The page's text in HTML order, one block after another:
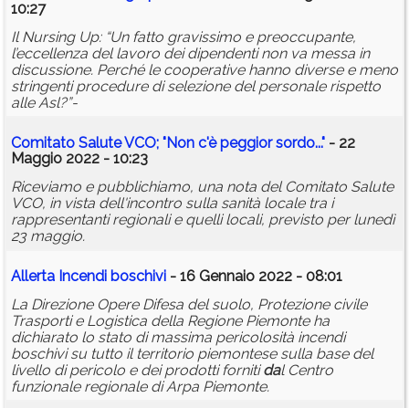
10:27
Il Nursing Up: “Un fatto gravissimo e preoccupante,
l’eccellenza del lavoro dei dipendenti non va messa in
discussione. Perché le cooperative hanno diverse e meno
stringenti procedure di selezione del personale rispetto
alle Asl?”-
Comitato Salute VCO; "Non c'è peggior sordo..." - 22
Maggio 2022 - 10:23
Riceviamo e pubblichiamo, una nota del Comitato Salute
VCO, in vista dell'incontro sulla sanità locale tra i
rappresentanti regionali e quelli locali, previsto per lunedì
23 maggio.
Allerta Incendi boschivi - 16 Gennaio 2022 - 08:01
La Direzione Opere Difesa del suolo, Protezione civile
Trasporti e Logistica della Regione Piemonte ha
dichiarato lo stato di massima pericolosità incendi
boschivi su tutto il territorio piemontese sulla base del
livello di pericolo e dei prodotti fornitidal Centro
funzionale regionale di Arpa Piemonte.